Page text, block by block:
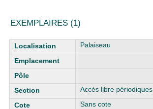
EXEMPLAIRES (1)
Liste des exemplaires Palaiseau
Accès libre périodiques
Sans cote